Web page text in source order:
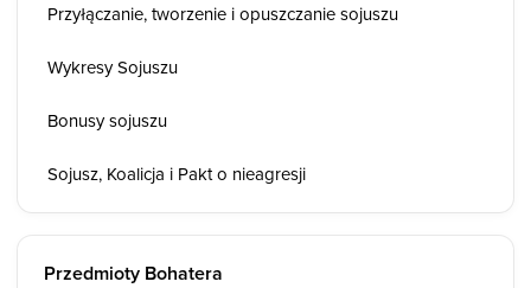
Przyłączanie, tworzenie i opuszczanie sojuszu
Wykresy Sojuszu
Bonusy sojuszu
Sojusz, Koalicja i Pakt o nieagresji
Przedmioty Bohatera